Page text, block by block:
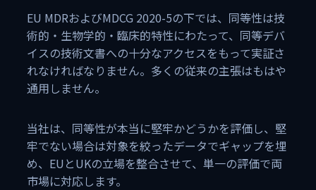
EU MDRおよびMDCG 2020-5の下では、同等性は技
術的・生物学的・臨床的特性にわたって、同等デバ
イスの技術文書への十分なアクセスをもって実証さ
れなければなりません。多くの従来の主張はもはや
通用しません。
当社は、同等性が本当に堅牢かどうかを評価し、堅
牢でない場合は対象を絞ったデータでギャップを埋
め、EUとUKの立場を整合させて、単一の評価で両
市場に対応します。